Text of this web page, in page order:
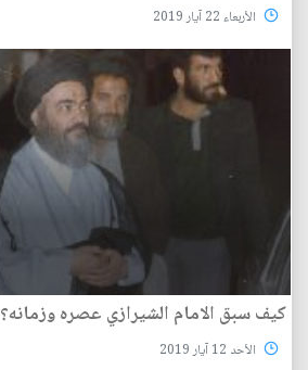
الأربعاء 22 آيار 2019
كيف سبق الامام الشيرازي عصره وزمانه؟
الأحد 12 آيار 2019